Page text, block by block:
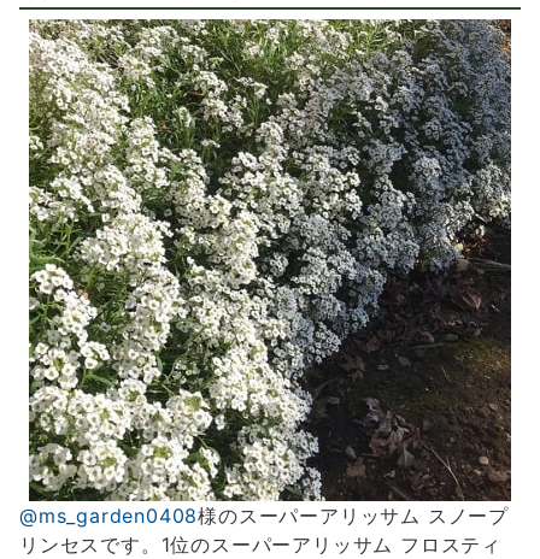
@ms_garden0408様のスーパーアリッサム スノープ
リンセスです。1位のスーパーアリッサム フロスティ